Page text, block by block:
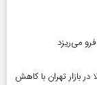
می‌ریزد
| افت قیمت طلا در بازار تهران با کاهش